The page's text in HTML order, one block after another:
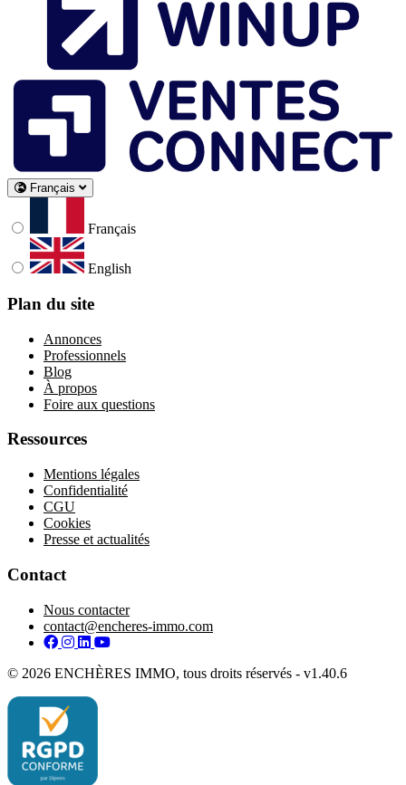
Français
Français
English
Plan du site
Annonces
Professionnels
Blog
À propos
Foire aux questions
Ressources
Mentions légales
Confidentialité
CGU
Cookies
Presse et actualités
Contact
Nous contacter
contact@encheres-immo.com
Facebook
Instagram
LinkedIn
YouTube
© 2026 ENCHÈRES IMMO, tous droits réservés - v1.40.6